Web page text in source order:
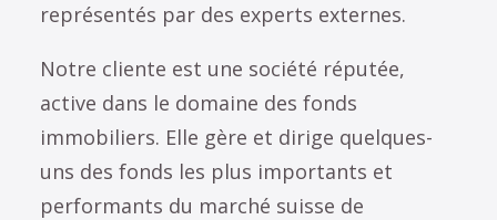
représentés par des experts externes.
Notre cliente est une société réputée,
active dans le domaine des fonds
immobiliers. Elle gère et dirige quelques-
uns des fonds les plus importants et
performants du marché suisse de